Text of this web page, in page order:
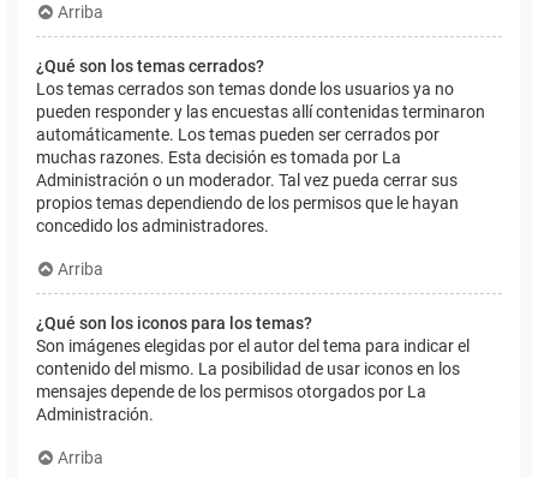
Arriba
¿Qué son los temas cerrados?
Los temas cerrados son temas donde los usuarios ya no
pueden responder y las encuestas allí contenidas terminaron
automáticamente. Los temas pueden ser cerrados por
muchas razones. Esta decisión es tomada por La
Administración o un moderador. Tal vez pueda cerrar sus
propios temas dependiendo de los permisos que le hayan
concedido los administradores.
Arriba
¿Qué son los iconos para los temas?
Son imágenes elegidas por el autor del tema para indicar el
contenido del mismo. La posibilidad de usar iconos en los
mensajes depende de los permisos otorgados por La
Administración.
Arriba